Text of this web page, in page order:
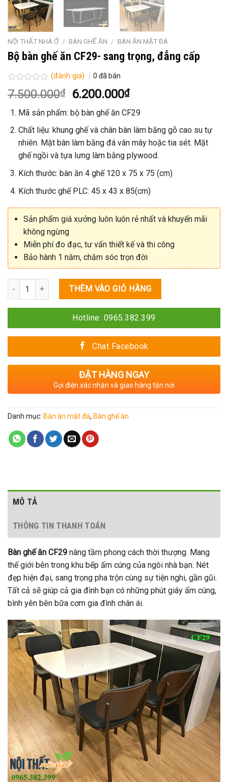
NỘI THẤT NHÀ Ở / BÀN GHẾ ĂN / BÀN ĂN MẶT ĐÁ
Bộ bàn ghế ăn CF29- sang trọng, đẳng cấp
Được
xếp
0
sao
(đánh giá) 0 đã bán
7.500.000₫
Giá
gốc
là:
7.500.000₫.
6.200.000₫Giá
hiện
tại
là:
6.200.000₫.
Mã sản phẩm: bộ bàn ghế ăn CF29
Chất liệu: khung ghế và chân bàn làm bằng gỗ cao su tự
nhiên. Mặt bàn làm bằng đá vân mây hoặc tia sét. Mặt
ghế ngồi và tựa lưng làm bằng plywood.
Kích thước: bàn ăn 4 ghế 120 x 75 x 75 (cm)
Kích thước ghế PLC: 45 x 43 x 85(cm)
Sản phẩm giá xưởng luôn luôn rẻ nhất và khuyến mãi
không ngừng
Miễn phí đo đạc, tư vấn thiết kế và thi công
Bảo hành 1 năm, chăm sóc trọn đời
Số lượng THÊM VÀO GIỎ HÀNG
Hotline: 0965.382.399
Chat Facebook
ĐẶT HÀNG NGAY
Gọi điện xác nhận và giao hàng tận nơi
Danh mục: Bàn ăn mặt đá, Bàn ghế ăn
MÔ TẢ
THÔNG TIN THANH TOÁN
Bàn ghế ăn CF29 nâng tầm phong cách thời thượng. Mang
thế giới bên trong khu bếp ấm cúng của ngôi nhà bạn. Nét
đẹp hiện đại, sang trọng pha trộn cùng sự tiện nghi, gần gũi.
Tất cả sẽ giúp cả gia đình bạn có những phút giây ấm cúng,
bình yên bên bữa cơm gia đình chân ái.